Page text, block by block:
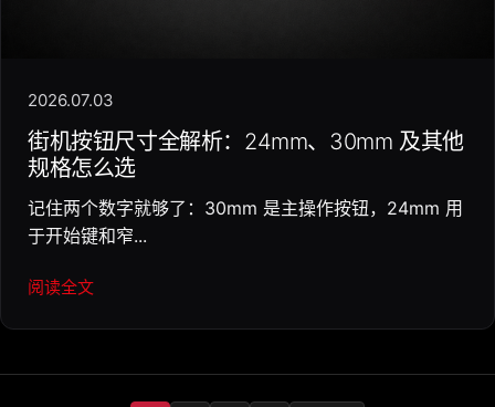
2026.07.03
街机按钮尺寸全解析：24mm、30mm 及其他
规格怎么选
记住两个数字就够了：30mm 是主操作按钮，24mm 用
于开始键和窄...
阅读全文